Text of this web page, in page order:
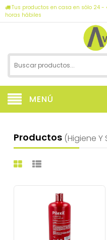
Tus productos en casa en sólo 24 -
horas hábiles
MENÚ
Productos (higiene Y